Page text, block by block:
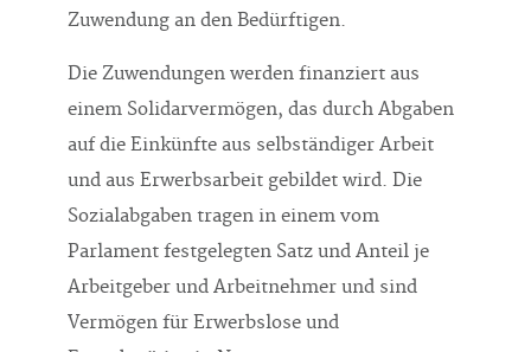
Zuwendung an den Bedürftigen.
Die Zuwendungen werden finanziert aus
einem Solidarvermögen, das durch Abgaben
auf die Einkünfte aus selbständiger Arbeit
und aus Erwerbsarbeit gebildet wird. Die
Sozialabgaben tragen in einem vom
Parlament festgelegten Satz und Anteil je
Arbeitgeber und Arbeitnehmer und sind
Vermögen für Erwerbslose und